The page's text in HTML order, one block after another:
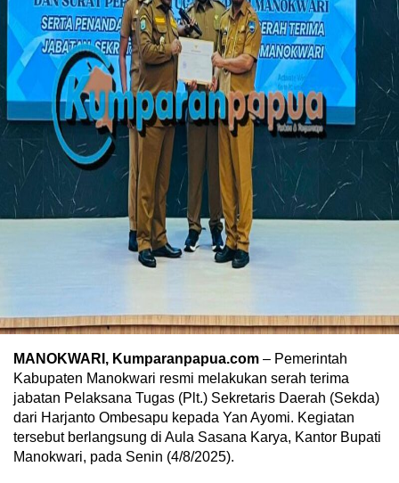
MANOKWARI, Kumparanpapua.com – Pemerintah
Kabupaten Manokwari resmi melakukan serah terima
jabatan Pelaksana Tugas (Plt.) Sekretaris Daerah (Sekda)
dari Harjanto Ombesapu kepada Yan Ayomi. Kegiatan
tersebut berlangsung di Aula Sasana Karya, Kantor Bupati
Manokwari, pada Senin (4/8/2025).